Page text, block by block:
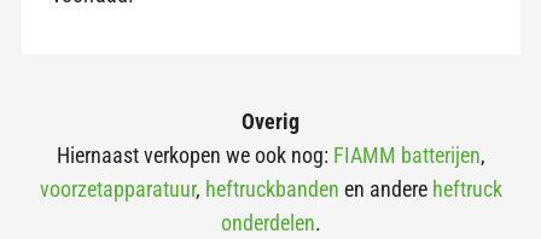
Overig
Hiernaast verkopen we ook nog: FIAMM batterijen,
voorzetapparatuur, heftruckbanden en andere heftruck
onderdelen.